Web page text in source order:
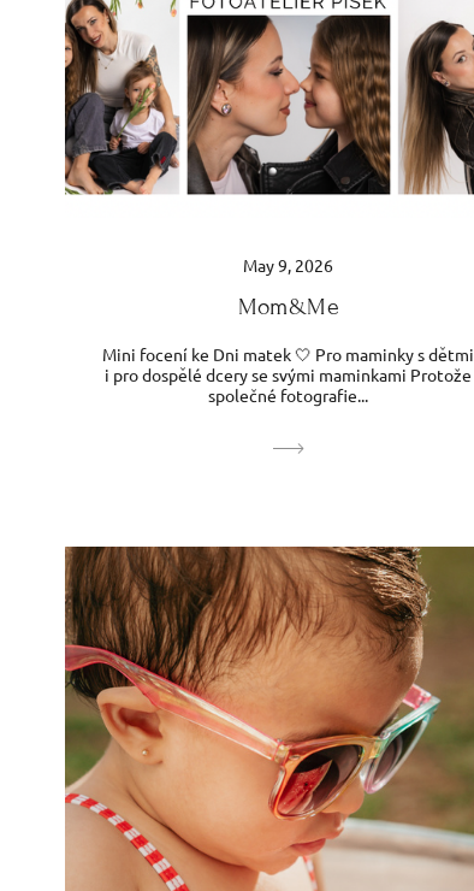
May 9, 2026
Mom&Me
Mini focení ke Dni matek 🤍 Pro maminky s dětmi
i pro dospělé dcery se svými maminkami Protože
společné fotografie...